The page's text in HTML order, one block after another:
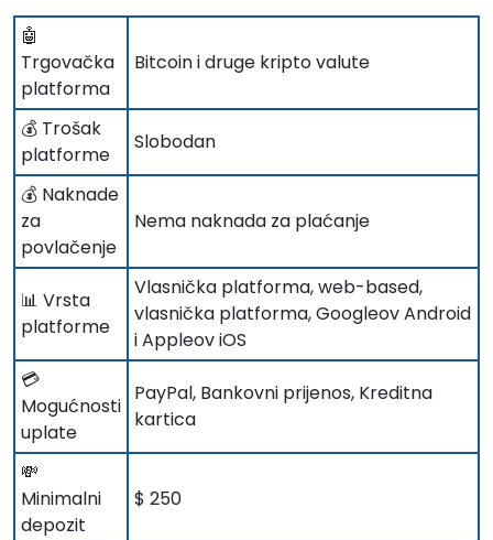
🤖
Trgovačka
platforma
Bitcoin i druge kripto valute
💰 Trošak
platforme
Slobodan
💰 Naknade
za
povlačenje
Nema naknada za plaćanje
📊 Vrsta
platforme
Vlasnička platforma, web-based,
vlasnička platforma, Googleov Android
i Appleov iOS
💳
Mogućnosti
uplate
PayPal, Bankovni prijenos, Kreditna
kartica
💸
Minimalni
depozit
$ 250